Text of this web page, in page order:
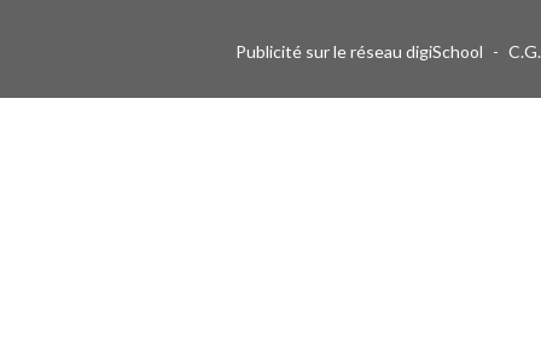
Publicité sur le réseau digiSchool -